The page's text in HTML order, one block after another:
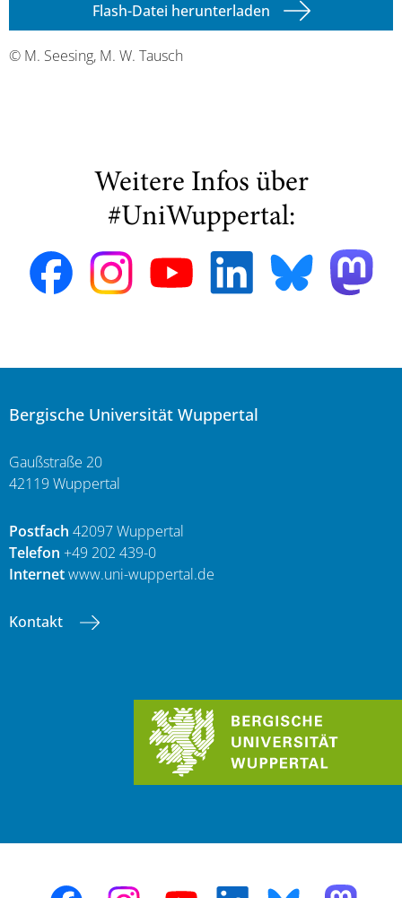
Flash-Datei herunterladen
© M. Seesing, M. W. Tausch
Weitere Infos über
#UniWuppertal:
Bergische Universität Wuppertal
Gaußstraße 20
42119 Wuppertal
Postfach 42097 Wuppertal
Telefon +49 202 439-0
Internetwww.uni-wuppertal.de
Kontakt